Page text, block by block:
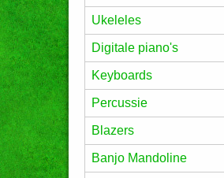
Ukeleles
Digitale piano's
Keyboards
Percussie
Blazers
Banjo Mandoline